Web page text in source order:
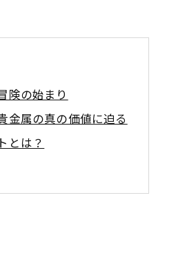
険の始まり
金属の真の価値に迫る
とは？
る方法
筋
よう